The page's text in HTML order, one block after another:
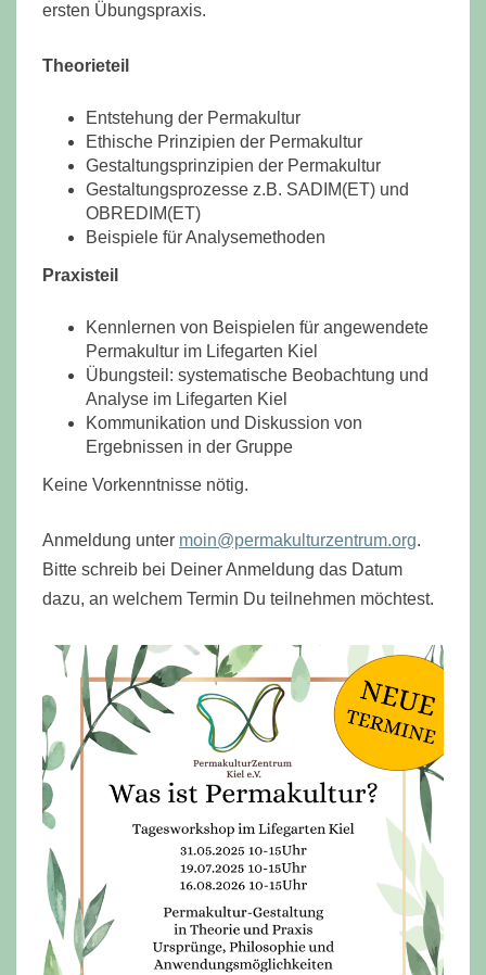
ersten Übungspraxis.
Theorieteil
Entstehung der Permakultur
Ethische Prinzipien der Permakultur
Gestaltungsprinzipien der Permakultur
Gestaltungsprozesse z.B. SADIM(ET) und
OBREDIM(ET)
Beispiele für Analysemethoden
Praxisteil
Kennlernen von Beispielen für angewendete
Permakultur im Lifegarten Kiel
Übungsteil: systematische Beobachtung und
Analyse im Lifegarten Kiel
Kommunikation und Diskussion von
Ergebnissen in der Gruppe
Keine Vorkenntnisse nötig.
Anmeldung unter moin@permakulturzentrum.org.
Bitte schreib bei Deiner Anmeldung das Datum
dazu, an welchem Termin Du teilnehmen möchtest.